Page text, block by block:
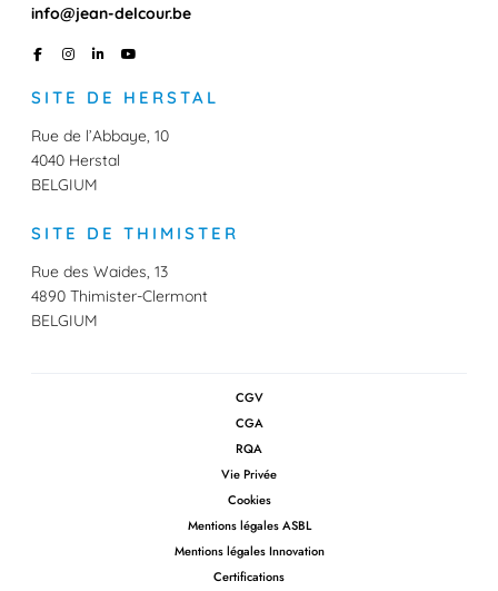
info@jean-delcour.be
F
a
e
b
o
k
I
n
t
a
r
a
m
L
k
e
I
n
Y
T
u
e
SITE DE HERSTAL
Rue de l’Abbaye, 10
4040 Herstal
BELGIUM
SITE DE THIMISTER
Rue des Waides, 13
4890 Thimister-Clermont
BELGIUM
CGV
CGA
RQA
Vie Privée
Cookies
Mentions légales ASBL
Mentions légales Innovation
Certifications